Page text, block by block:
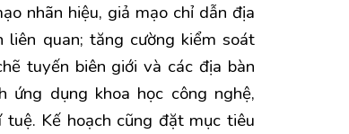
nhãn hiệu, giả mạo chỉ dẫn địa
quan; tăng cường kiểm soát
tuyến biên giới và các địa bàn
dụng khoa học công nghệ,
Kế hoạch cũng đặt mục tiêu